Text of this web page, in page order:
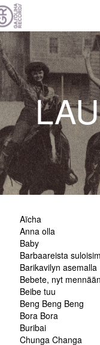
Aïcha
Anna olla
Baby
Barbaareista
Barikavilyn asemalla
Bebete, nyt mennään
Beibe tuu
Beng Beng Beng
Bora Bora
Buribai
Chunga Changa